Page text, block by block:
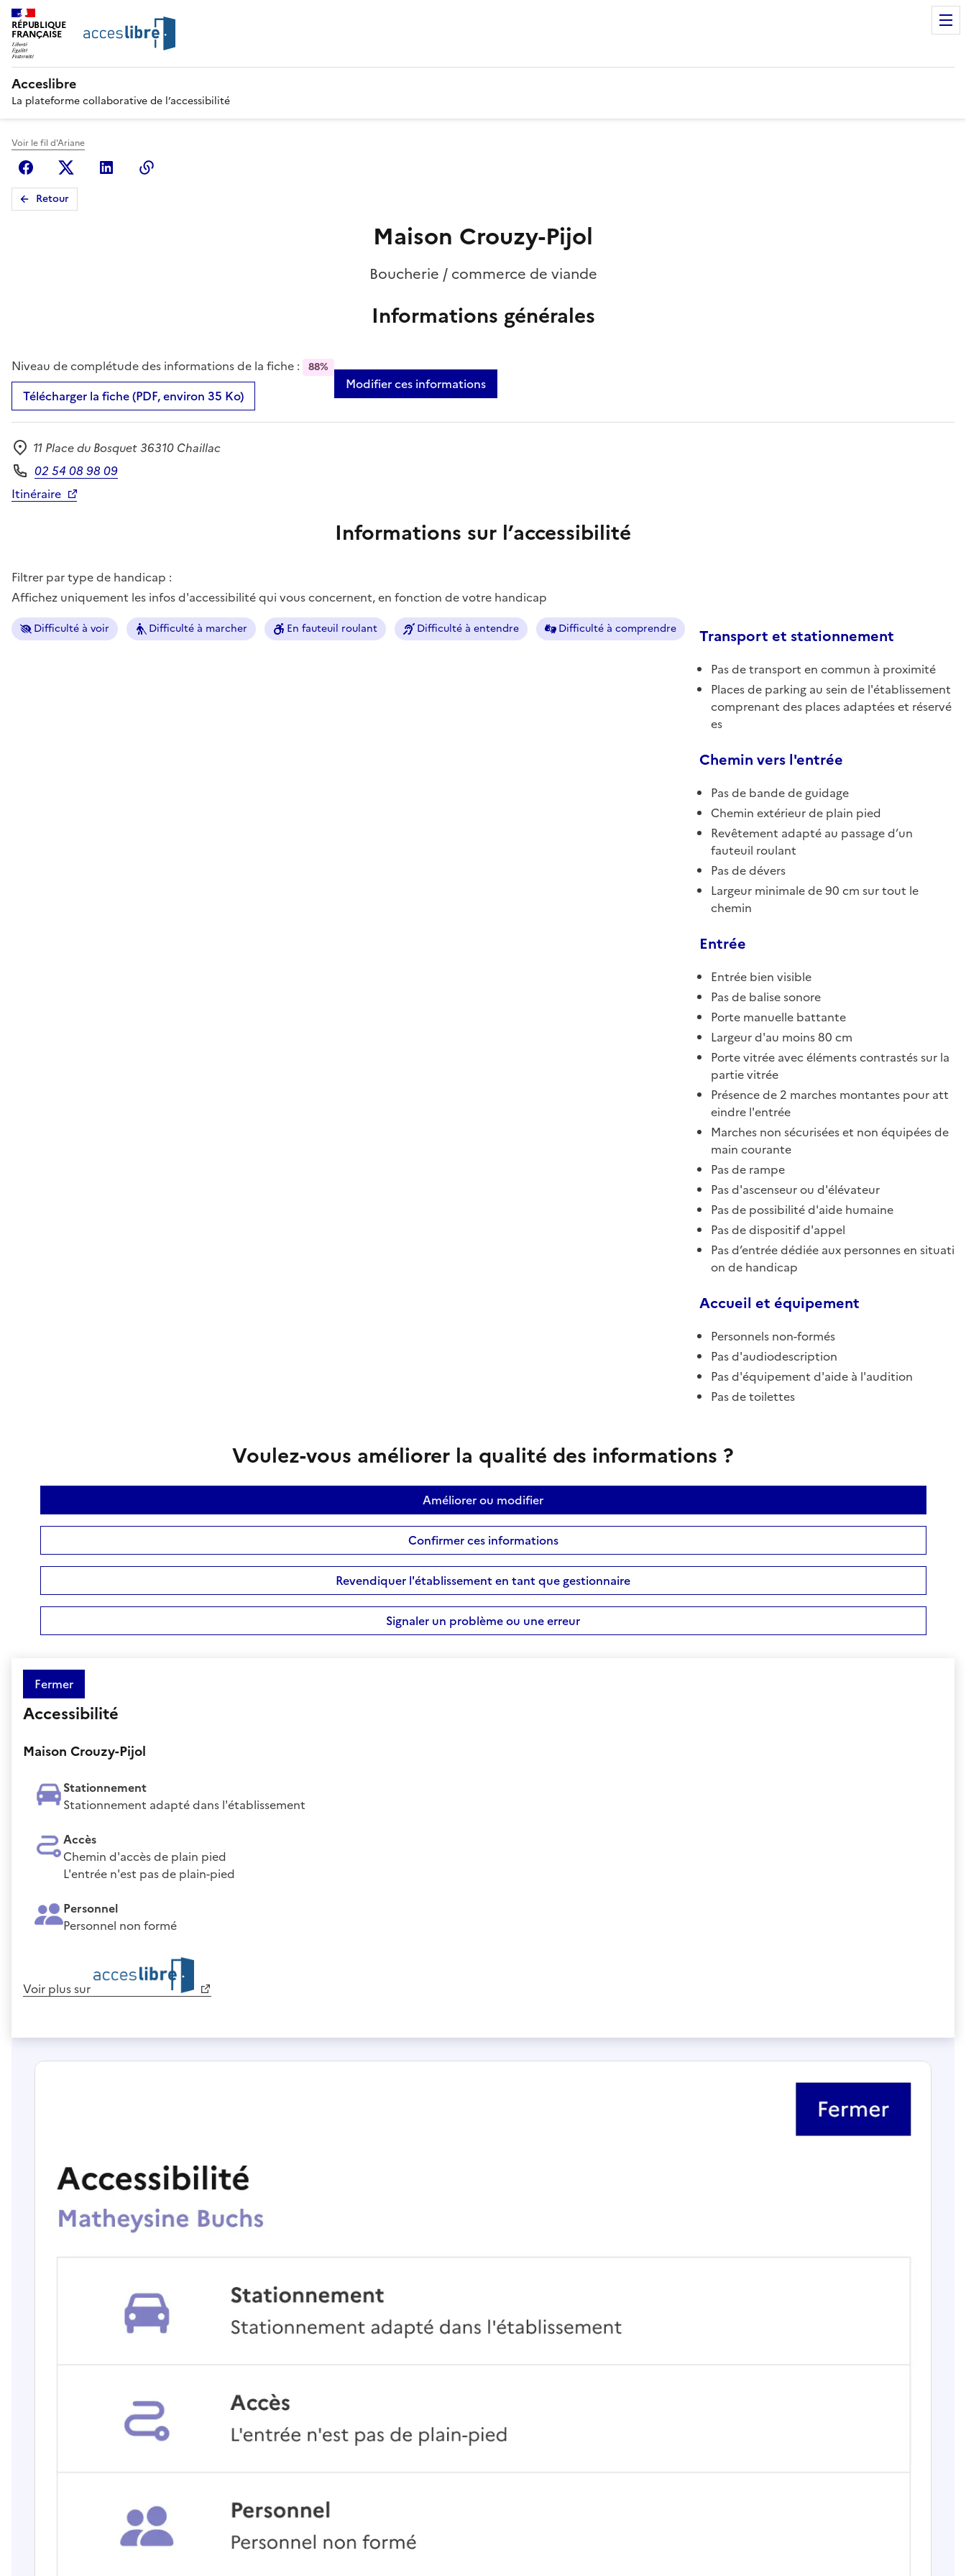
RÉPUBLIQUE
FRANÇAISE
Acceslibre
La plateforme collaborative de l’accessibilité
Voir le fil d'Ariane
FacebookX (anciennement Twitter)
Linkedin
Retour
Maison Crouzy-Pijol
Boucherie / commerce de viande
Informations générales
Niveau de complétude des informations de la fiche : 88%
Télécharger la fiche (PDF, environ 35 Ko)
Modifier ces informations
Adresse
11 Place du Bosquet 36310 Chaillac
Téléphone
02 54 08 98 09
Itinéraire
Informations sur l’accessibilité
Filtrer par type de handicap :
Affichez uniquement les infos d'accessibilité qui vous concernent, en fonction de votre handicap
Difficulté à voir Difficulté à marcher En fauteuil roulant Difficulté à entendre Difficulté à comprendre Transport et stationnement
Pas de transport en commun à proximité
Places de parking au sein de l'établissement
comprenant des places adaptées et réservé
es
Chemin vers l'entrée
Pas de bande de guidage
Chemin extérieur de plain pied
Revêtement adapté au passage d’un
fauteuil roulant
Pas de dévers
Largeur minimale de 90 cm sur tout le
chemin
Entrée
Entrée bien visible
Pas de balise sonore
Porte manuelle battante
Largeur d'au moins 80 cm
Porte vitrée avec éléments contrastés sur la
partie vitrée
Présence de 2 marches montantes pour att
eindre l'entrée
Marches non sécurisées et non équipées de
main courante
Pas de rampe
Pas d'ascenseur ou d'élévateur
Pas de possibilité d'aide humaine
Pas de dispositif d'appel
Pas d’entrée dédiée aux personnes en situati
on de handicap
Accueil et équipement
Personnels non-formés
Pas d'audiodescription
Pas d'équipement d'aide à l'audition
Pas de toilettes
Voulez-vous améliorer la qualité des informations ?
Améliorer ou modifier
Confirmer ces informations
Revendiquer l'établissement en tant que gestionnaire
Signaler un problème ou une erreur
Fermer
Accessibilité
Maison Crouzy-Pijol
Stationnement
Stationnement adapté dans l'établissement
Accès
Chemin d'accès de plain pied
L'entrée n'est pas de plain-pied
Personnel
Personnel non formé
Voir plus sur